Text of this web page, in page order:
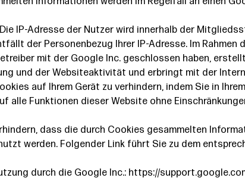
IP-Adresse der Nutzer wird innerhalb der
der Personenbezug Ihrer IP-Adresse. Im Rahmen
mit der Google Inc. geschlossen haben,
und der Websiteaktivität und erbringt mit der
auf Ihrem Gerät zu verhindern, indem Sie in
alle Funktionen dieser Website ohne
dass die durch Cookies gesammelten
werden. Folgender Link führt Sie zu dem
durch die Google Inc.: https://